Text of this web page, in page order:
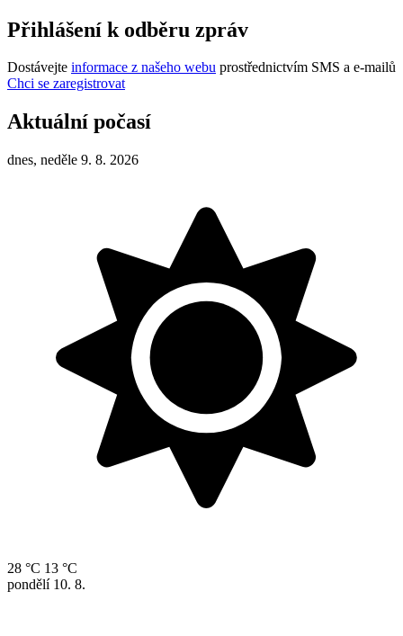
Přihlášení k odběru zpráv
Dostávejte informace z našeho webu prostřednictvím SMS a e-mailů
Chci se zaregistrovat
Aktuální počasí
dnes, neděle 9. 8. 2026
28 °C 13 °C
pondělí 10. 8.